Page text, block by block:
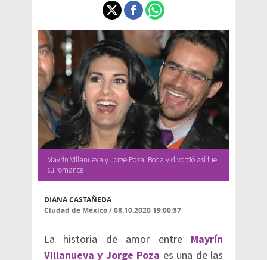
Mayrín Villanueva y Jorge Poza: Boda y divorció así fue
su romance
DIANA CASTAÑEDA
Ciudad de México/08.10.2020 19:00:37
La historia de amor entreMayrín
Villanueva y Jorge Poza es una de las